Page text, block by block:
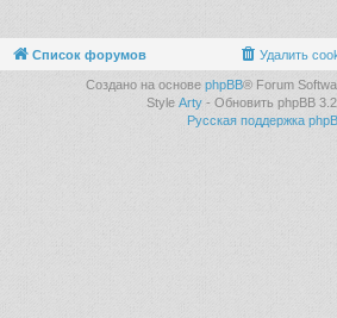
Список форумов Удалить
Создано на основе phpBB® Forum
Style Arty- Обновить phpBB
Русская поддержка